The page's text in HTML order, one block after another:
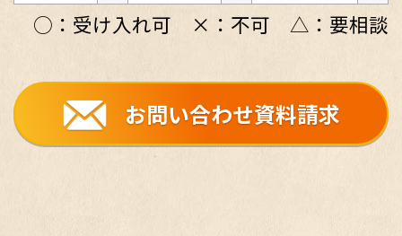
○：受け入れ可 ×：不可 △：要相談
お問い合わせ資料請求